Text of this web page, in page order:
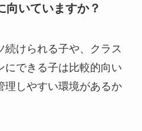
向いていますか？
続けられる子や、クラス
にできる子は比較的向い
理しやすい環境があるか